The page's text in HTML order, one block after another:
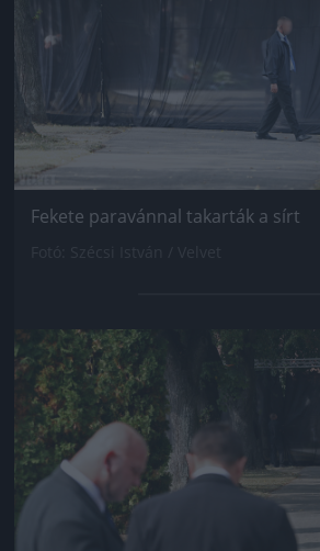
Fekete paravánnal takarták a sírt
Jön még kép!